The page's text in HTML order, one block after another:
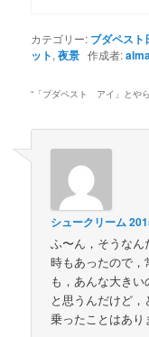
カテゴリー: ブダペスト
ット,夜景 作成者:
“ 「ブダペスト アイ」とや
シュークリーム
ふ〜ん，そうな
時もあったので
も，あんな大き
と思うんだけど
乗ったことはあり